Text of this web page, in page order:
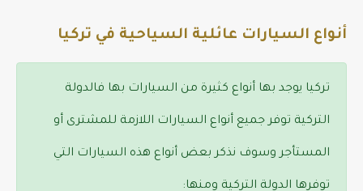
أنواع السيارات عائلية السياحية في تركيا
تركيا يوجد بها أنواع كثيرة من السيارات بها فالدولة
التركية توفر جميع أنواع السيارات اللازمة للمشترى أو
المستأجر وسوف نذكر بعض أنواع هذه السيارات التي
توفرها الدولة التركية ومنها: